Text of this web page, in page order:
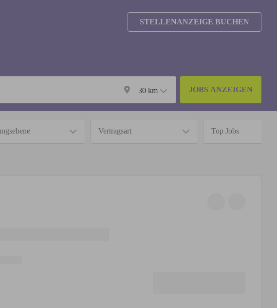
STELLENANZEIGE BUCHEN
30km JOBS ANZEIGEN
Vertragsart Top Jobs